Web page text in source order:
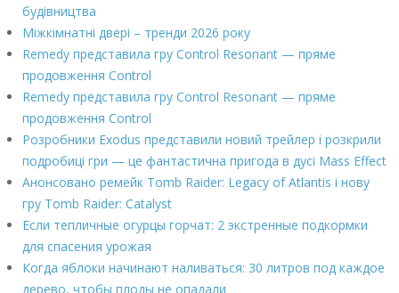
будівництва
Міжкімнатні двері – тренди 2026 року
Remedy представила гру Control Resonant — пряме
продовження Control
Remedy представила гру Control Resonant — пряме
продовження Control
Розробники Exodus представили новий трейлер і розкрили
подробиці гри — це фантастична пригода в дусі Mass Effect
Анонсовано ремейк Tomb Raider: Legacy of Atlantis і нову
гру Tomb Raider: Catalyst
Если тепличные огурцы горчат: 2 экстренные подкормки
для спасения урожая
Когда яблоки начинают наливаться: 30 литров под каждое
дерево, чтобы плоды не опадали